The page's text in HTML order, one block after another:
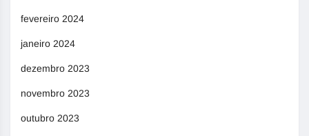
fevereiro 2024
janeiro 2024
dezembro 2023
novembro 2023
outubro 2023